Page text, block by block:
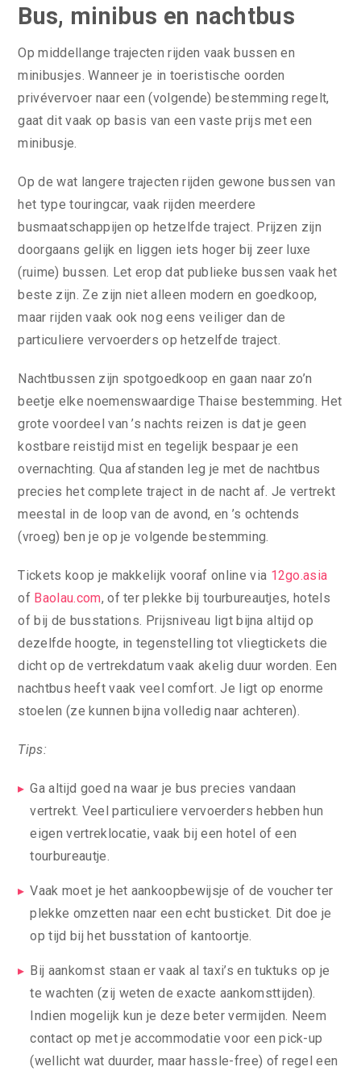
Bus, minibus en nachtbus
Op middellange trajecten rijden vaak bussen en
minibusjes. Wanneer je in toeristische oorden
privévervoer naar een (volgende) bestemming regelt,
gaat dit vaak op basis van een vaste prijs met een
minibusje.
Op de wat langere trajecten rijden gewone bussen van
het type touringcar, vaak rijden meerdere
busmaatschappijen op hetzelfde traject. Prijzen zijn
doorgaans gelijk en liggen iets hoger bij zeer luxe
(ruime) bussen. Let erop dat publieke bussen vaak het
beste zijn. Ze zijn niet alleen modern en goedkoop,
maar rijden vaak ook nog eens veiliger dan de
particuliere vervoerders op hetzelfde traject.
Nachtbussen zijn spotgoedkoop en gaan naar zo’n
beetje elke noemenswaardige Thaise bestemming. Het
grote voordeel van ’s nachts reizen is dat je geen
kostbare reistijd mist en tegelijk bespaar je een
overnachting. Qua afstanden leg je met de nachtbus
precies het complete traject in de nacht af. Je vertrekt
meestal in de loop van de avond, en ’s ochtends
(vroeg) ben je op je volgende bestemming.
Tickets koop je makkelijk vooraf online via 12go.asia
of Baolau.com, of ter plekke bij tourbureautjes, hotels
of bij de busstations. Prijsniveau ligt bijna altijd op
dezelfde hoogte, in tegenstelling tot vliegtickets die
dicht op de vertrekdatum vaak akelig duur worden. Een
nachtbus heeft vaak veel comfort. Je ligt op enorme
stoelen (ze kunnen bijna volledig naar achteren).
Tips:
Ga altijd goed na waar je bus precies vandaan
vertrekt. Veel particuliere vervoerders hebben hun
eigen vertreklocatie, vaak bij een hotel of een
tourbureautje.
Vaak moet je het aankoopbewijsje of de voucher ter
plekke omzetten naar een echt busticket. Dit doe je
op tijd bij het busstation of kantoortje.
Bij aankomst staan er vaak al taxi’s en tuktuks op je
te wachten (zij weten de exacte aankomsttijden).
Indien mogelijk kun je deze beter vermijden. Neem
contact op met je accommodatie voor een pick-up
(wellicht wat duurder, maar hassle-free) of regel een